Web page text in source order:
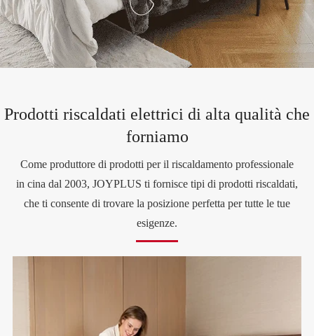
Prodotti riscaldati elettrici di alta qualità che
forniamo
Come produttore di prodotti per il riscaldamento professionale
in cina dal 2003, JOYPLUS ti fornisce tipi di prodotti riscaldati,
che ti consente di trovare la posizione perfetta per tutte le tue
esigenze.